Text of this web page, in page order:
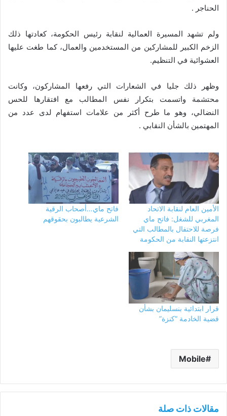
الحناجر .
ولم تشهد المسيرة العمالية لنقابة رئيس الحكومة، كعادتها ذلك
الزخم الكبير للمشاركين من المستخدمين والعمال، كما طغت عليها
العشوائية في التنظيم.
وظهر ذلك جليا في الشعارات التي رفعها المشاركون، وكانت
محتشمة واتسمت بتكرار نفس المطالب مع افتقارها للحس
النضالي، وهو ما طرح أكثر من علامات استفهام لدى عدد من
المهتمين بالشأن النقابي .
الأمين العام لنقابة الاتحاد
المغربي للشغل: فاتح ماي
فرصة للاحتفال بالمطالب التي
انتزعتها النقابة من الحكومة
فاتح ماي…أصحاب الرقية
الشرعية يطالبون بحقوقهم
قرار ابتدائية بنسليمان بشأن
قضية الخادمة “كنزة”
Mobile
مقالات ذات صلة